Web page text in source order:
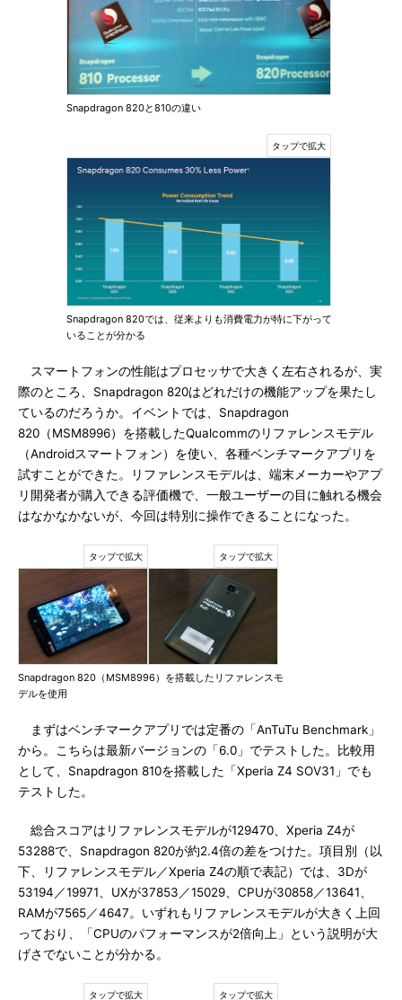
Snapdragon 820と810の違い
Snapdragon 820では、従来よりも消費電力が特に下がって
いることが分かる
スマートフォンの性能はプロセッサで大きく左右されるが、実
際のところ、Snapdragon 820はどれだけの機能アップを果たし
ているのだろうか。イベントでは、Snapdragon
820（MSM8996）を搭載したQualcommのリファレンスモデル
（Androidスマートフォン）を使い、各種ベンチマークアプリを
試すことができた。リファレンスモデルは、端末メーカーやアプ
リ開発者が購入できる評価機で、一般ユーザーの目に触れる機会
はなかなかないが、今回は特別に操作できることになった。
Snapdragon 820（MSM8996）を搭載したリファレンスモ
デルを使用
まずはベンチマークアプリでは定番の「AnTuTu Benchmark」
から。こちらは最新バージョンの「6.0」でテストした。比較用
として、Snapdragon 810を搭載した「Xperia Z4 SOV31」でも
テストした。
総合スコアはリファレンスモデルが129470、Xperia Z4が
53288で、Snapdragon 820が約2.4倍の差をつけた。項目別（以
下、リファレンスモデル／Xperia Z4の順で表記）では、3Dが
53194／19971、UXが37853／15029、CPUが30858／13641、
RAMが7565／4647。いずれもリファレンスモデルが大きく上回
っており、「CPUのパフォーマンスが2倍向上」という説明が大
げさでないことが分かる。